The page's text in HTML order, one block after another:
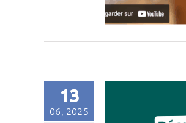
13
06, 2025